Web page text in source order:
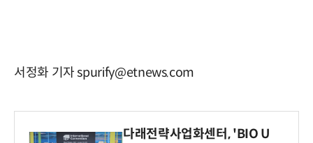
서정화 기자 spurify@etnews.com
다래전략사업화센터, 'BIO U